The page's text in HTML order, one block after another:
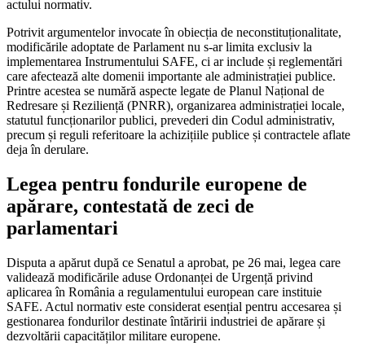
actului normativ.
Potrivit argumentelor invocate în obiecția de neconstituționalitate,
modificările adoptate de Parlament nu s-ar limita exclusiv la
implementarea Instrumentului SAFE, ci ar include și reglementări
care afectează alte domenii importante ale administrației publice.
Printre acestea se numără aspecte legate de Planul Național de
Redresare și Reziliență (PNRR), organizarea administrației locale,
statutul funcționarilor publici, prevederi din Codul administrativ,
precum și reguli referitoare la achizițiile publice și contractele aflate
deja în derulare.
Legea pentru fondurile europene de
apărare, contestată de zeci de
parlamentari
Disputa a apărut după ce Senatul a aprobat, pe 26 mai, legea care
validează modificările aduse Ordonanței de Urgență privind
aplicarea în România a regulamentului european care instituie
SAFE. Actul normativ este considerat esențial pentru accesarea și
gestionarea fondurilor destinate întăririi industriei de apărare și
dezvoltării capacităților militare europene.